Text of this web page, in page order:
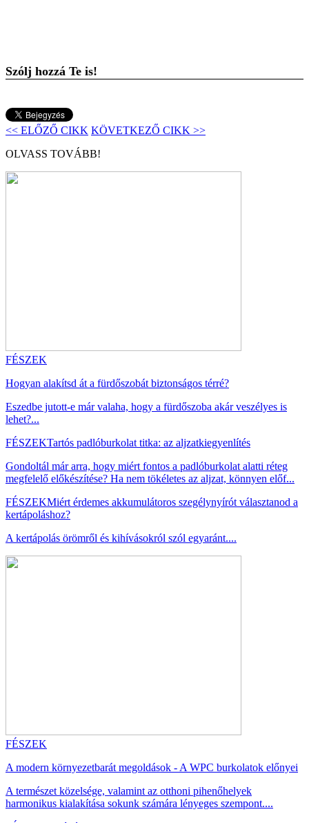
Szólj hozzá Te is!
<< ELŐZŐ CIKK KÖVETKEZŐ CIKK >>
OLVASS TOVÁBB!
FÉSZEK
Hogyan alakítsd át a fürdőszobát biztonságos térré?
Eszedbe jutott-e már valaha, hogy a fürdőszoba akár veszélyes is
lehet?...
FÉSZEKTartós padlóburkolat titka: az aljzatkiegyenlítés
Gondoltál már arra, hogy miért fontos a padlóburkolat alatti réteg
megfelelő előkészítése? Ha nem tökéletes az aljzat, könnyen előf...
FÉSZEKMiért érdemes akkumulátoros szegélynyírót választanod a
kertápoláshoz?
A kertápolás örömről és kihívásokról szól egyaránt....
FÉSZEK
A modern környezetbarát megoldások - A WPC burkolatok előnyei
A természet közelsége, valamint az otthoni pihenőhelyek
harmonikus kialakítása sokunk számára lényeges szempont....